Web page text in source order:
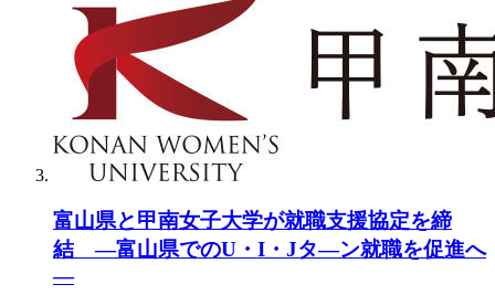
富山県と甲南女子大学が就職支援協定を締
結 ―富山県でのU・I・Jタ―ン就職を促進へ
―